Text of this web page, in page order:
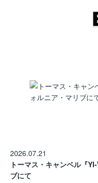
2026.07.21
トーマス・キャンベル『
ブにて